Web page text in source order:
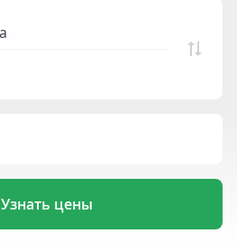
Узнать цены